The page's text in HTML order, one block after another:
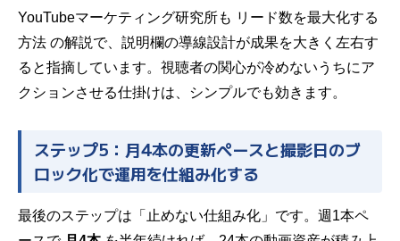
YouTubeマーケティング研究所も リード数を最大化する
方法 の解説で、説明欄の導線設計が成果を大きく左右す
ると指摘しています。視聴者の関心が冷めないうちにア
クションさせる仕掛けは、シンプルでも効きます。
ステップ5：月4本の更新ペースと撮影日のブ
ロック化で運用を仕組み化する
最後のステップは「止めない仕組み化」です。週1本ペ